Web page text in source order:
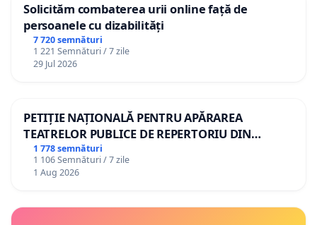
Solicităm combaterea urii online față de
persoanele cu dizabilități
7 720 semnături
1 221 Semnături / 7 zile
29 Jul 2026
PETIȚIE NAȚIONALĂ PENTRU APĂRAREA
TEATRELOR PUBLICE DE REPERTORIU DIN
ROMÂNIA
1 778 semnături
1 106 Semnături / 7 zile
1 Aug 2026